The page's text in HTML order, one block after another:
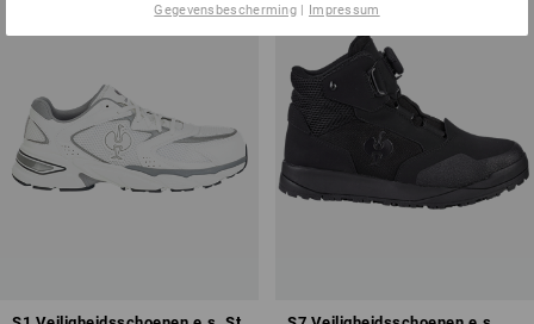
Gegevensbescherming | Impressum